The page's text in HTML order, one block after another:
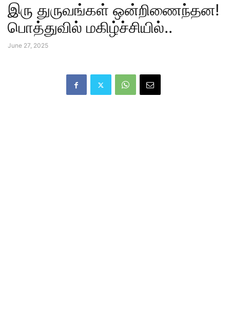
இரு துருவங்கள் ஒன்றிணைந்தன!
பொத்துவில் மகிழ்ச்சியில்..
June 27, 2025